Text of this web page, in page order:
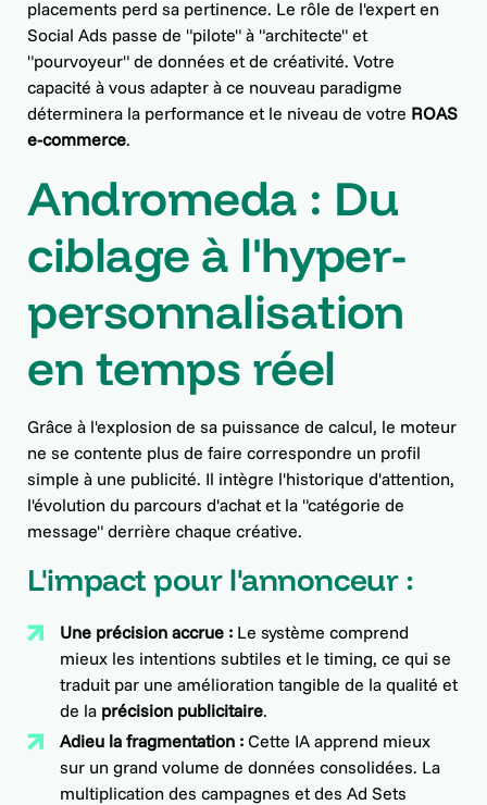
placements perd sa pertinence. Le rôle de l'expert en
Social Ads passe de "pilote" à "architecte" et
"pourvoyeur" de données et de créativité. Votre
capacité à vous adapter à ce nouveau paradigme
déterminera la performance et le niveau de votre ROAS
e-commerce.
Andromeda : Du
ciblage à l'hyper-
personnalisation
en temps réel
Grâce à l'explosion de sa puissance de calcul, le moteur
ne se contente plus de faire correspondre un profil
simple à une publicité. Il intègre l'historique d'attention,
l'évolution du parcours d'achat et la "catégorie de
message" derrière chaque créative.
L'impact pour l'annonceur :
Une précision accrue : Le système comprend
mieux les intentions subtiles et le timing, ce qui se
traduit par une amélioration tangible de la qualité et
de la précision publicitaire.
Adieu la fragmentation : Cette IA apprend mieux
sur un grand volume de données consolidées. La
multiplication des campagnes et des Ad Sets